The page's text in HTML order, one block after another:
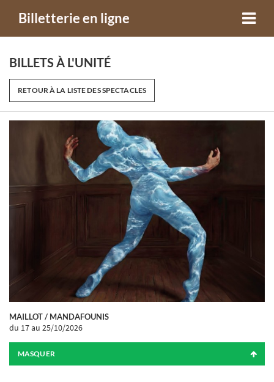
Billetterie en ligne
BILLETS À L'UNITÉ
RETOUR À LA LISTE DES SPECTACLES
MAILLOT / MANDAFOUNIS
du 17au 25/10/2026
MASQUER